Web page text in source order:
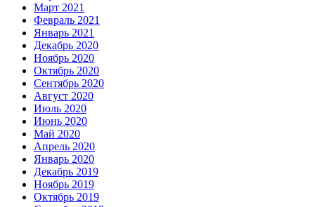
Март 2021
Февраль 2021
Январь 2021
Декабрь 2020
Ноябрь 2020
Октябрь 2020
Сентябрь 2020
Август 2020
Июль 2020
Июнь 2020
Май 2020
Апрель 2020
Январь 2020
Декабрь 2019
Ноябрь 2019
Октябрь 2019